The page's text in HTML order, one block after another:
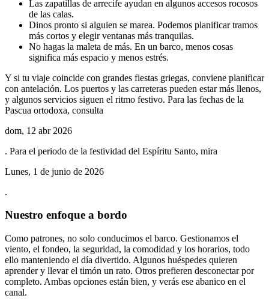
Las zapatillas de arrecife ayudan en algunos accesos rocosos
de las calas.
Dinos pronto si alguien se marea. Podemos planificar tramos
más cortos y elegir ventanas más tranquilas.
No hagas la maleta de más. En un barco, menos cosas
significa más espacio y menos estrés.
Y si tu viaje coincide con grandes fiestas griegas, conviene planificar
con antelación. Los puertos y las carreteras pueden estar más llenos,
y algunos servicios siguen el ritmo festivo. Para las fechas de la
Pascua ortodoxa, consulta
dom, 12 abr 2026
. Para el periodo de la festividad del Espíritu Santo, mira
Lunes, 1 de junio de 2026
.
Nuestro enfoque a bordo
Como patrones, no solo conducimos el barco. Gestionamos el
viento, el fondeo, la seguridad, la comodidad y los horarios, todo
ello manteniendo el día divertido. Algunos huéspedes quieren
aprender y llevar el timón un rato. Otros prefieren desconectar por
completo. Ambas opciones están bien, y verás ese abanico en el
canal.